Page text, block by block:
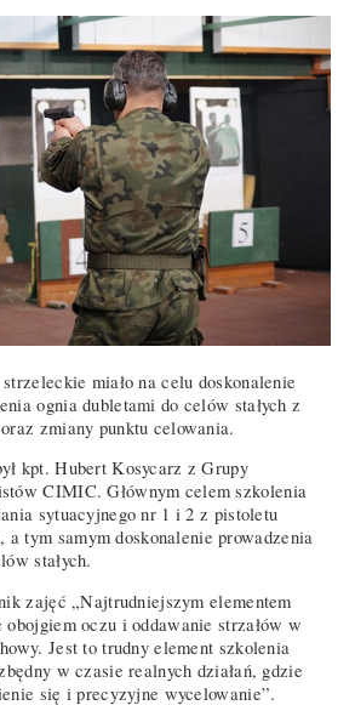
miało na celu doskonalenie
ognia dubletami do celów stałych z
zmiany punktu celowania.
kpt. Hubert Kosycarz z Grupy
CIMIC. Głównym celem szkolenia
sytuacyjnego nr 1 i 2 z pistoletu
a tym samym doskonalenie prowadzenia
stałych.
zajęć „Najtrudniejszym elementem
obojgiem oczu i oddawanie strzałów w
Jest to trudny element szkolenia
w czasie realnych działań, gdzie
się i precyzyjne wycelowanie”.